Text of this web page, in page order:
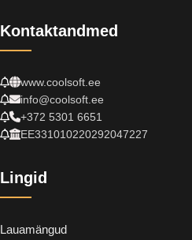
Kontaktandmed
www.coolsoft.ee
info@coolsoft.ee
+372 5301 6651
EE331010220292047227
Lingid
Lauamängud